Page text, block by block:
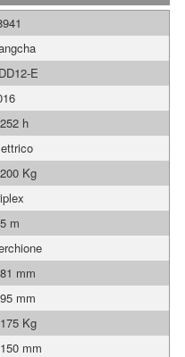
E
h
Kg
m
mm
mm
Kg
mm